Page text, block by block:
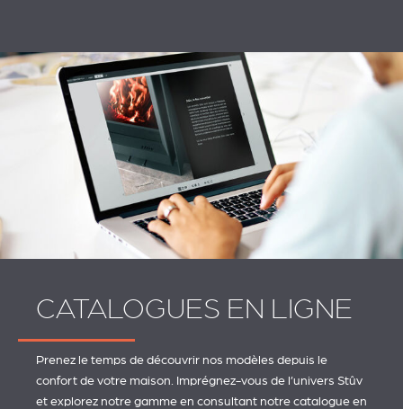
CATALOGUES EN LIGNE
Prenez le temps de découvrir nos modèles depuis le
confort de votre maison. Imprégnez-vous de l’univers Stûv
et explorez notre gamme en consultant notre catalogue en